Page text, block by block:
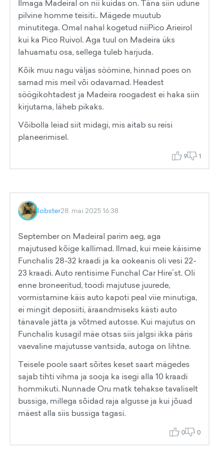
Ilmaga Madeiral on nii kuidas on. Täna siin udune
pilvine homme teisiti.. Mägede muutub
minutitega. Omal nahal kogetud niiPico Arieirol
kui ka Pico Ruivol. Aga tuul on Madeira üks
lahuamatu osa, sellega tuleb harjuda.
Kõik muu nagu väljas söömine, hinnad poes on
samad mis meil või odavamad. Headest
söögikohtadest ja Madeira roogadest ei haka siin
kirjutama, läheb pikaks.
Võibolla leiad siit midagi, mis aitab su reisi
planeerimisel.
9 1
lobster28. mai 2025 16:38
September on Madeiral parim aeg, aga
majutused kõige kallimad. Ilmad, kui meie käisime
Funchalis 28-32 kraadi ja ka ookeanis oli vesi 22-
23 kraadi. Auto rentisime Funchal Car Hire´st. Oli
enne broneeritud, toodi majutuse juurede,
vormistamine käis auto kapoti peal viie minutiga,
ei mingit deposiiti, äraandmiseks kästi auto
tänavale jätta ja võtmed autosse. Kui majutus on
Funchalis kusagil mäe otsas siis jalgsi ikka päris
vaevaline majutusse vantsida, autoga on lihtne.
Teisele poole saart sõites keset saart mägedes
sajab tihti vihma ja sooja ka isegi alla 10 kraadi
hommikuti. Nunnade Oru matk tehakse tavaliselt
bussiga, millega sõidad raja algusse ja kui jõuad
mäest alla siis bussiga tagasi.
0 0